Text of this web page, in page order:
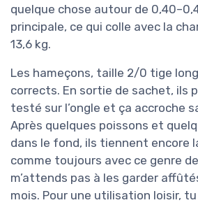
quelque chose autour de
principale, ce qui colle avec la
13,6 kg.
Les hameçons, taille 2/0 tige
corrects. En sortie de sachet, ils
testé sur l’ongle et ça accroche
Après quelques poissons et
dans le fond, ils tiennent encore
comme toujours avec ce genre
m’attends pas à les garder
mois. Pour une utilisation loisir,